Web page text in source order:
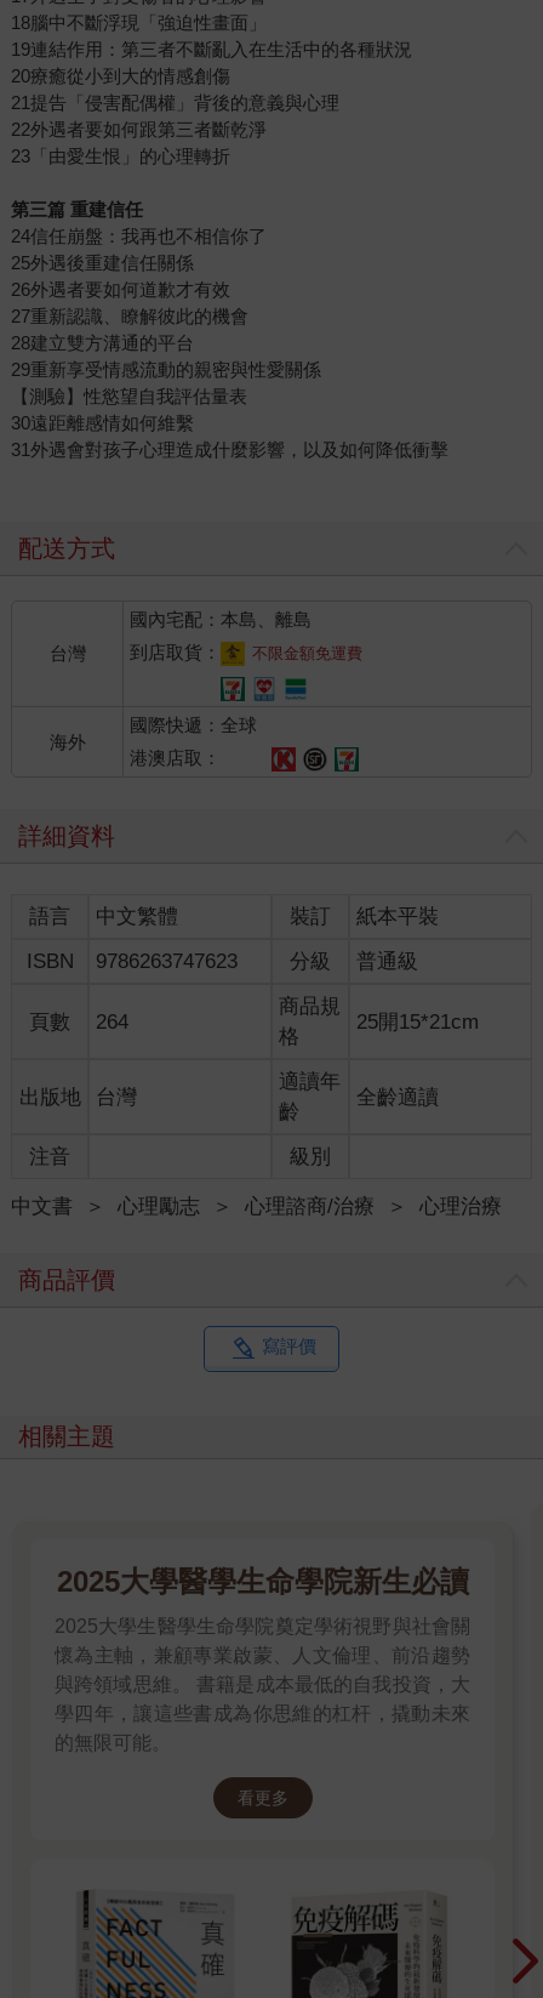
18腦中不斷浮現「強迫性畫面」
19連結作用：第三者不斷亂入在生活中的各種狀況
20療癒從小到大的情感創傷
21提告「侵害配偶權」背後的意義與心理
22外遇者要如何跟第三者斷乾淨
23「由愛生恨」的心理轉折
第三篇 重建信任
24信任崩盤：我再也不相信你了
25外遇後重建信任關係
26外遇者要如何道歉才有效
27重新認識、瞭解彼此的機會
28建立雙方溝通的平台
29重新享受情感流動的親密與性愛關係
【測驗】性慾望自我評估量表
30遠距離感情如何維繫
31外遇會對孩子心理造成什麼影響，以及如何降低衝擊
配送方式
台灣
國內宅配：本島、離島
到店取貨：
不限金額免運費
海外
國際快遞：全球
港澳店取：
詳細資料
語言 中文繁體 裝訂
紙本平裝
ISBN
9786263747623 分級 普通級
頁數 264
商品規
格
25開15*21cm
出版地 台灣
適讀年
齡
全齡適讀
注音 級別
中文書 ＞ 心理勵志 ＞ 心理諮商/治療 ＞ 心理治療
商品評價
寫評價
相關主題
2025大學醫學生命學院新生必讀
2025大學生醫學生命學院奠定學術視野與社會關
懷為主軸，兼顧專業啟蒙、人文倫理、前沿趨勢
與跨領域思維。 書籍是成本最低的自我投資，大
學四年，讓這些書成為你思維的杠杆，撬動未來
的無限可能。
看更多